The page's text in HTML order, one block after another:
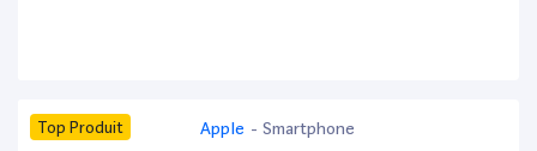
Top Produit Apple - Smartphone